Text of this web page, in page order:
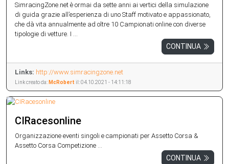
SimracingZone.net è ormai da sette anni ai vertici della simulazione
di guida grazie all’esperienza di uno Staff motivato e appassionato,
che dà vita annualmente ad oltre 10 Campionati online con diverse
tipologie di vetture. I ...
CONTINUA
Links: http://www.simracingzone.net
Link creato da: McRobert il: 04.10.2021 - 14:11:18
CIRacesonline
Organizzazione eventi singoli e campionati per Assetto Corsa &
Assetto Corsa Competizione ...
CONTINUA